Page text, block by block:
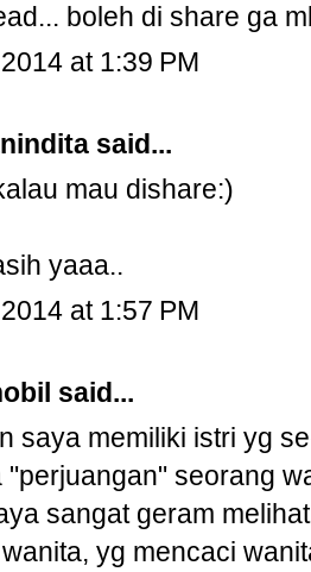
boleh di share ga
at 1:39 PM
said...
mau dishare:)
yaaa..
at 1:57 PM
said...
saya memiliki istri yg
"perjuangan" seorang
sangat geram
yg mencaci